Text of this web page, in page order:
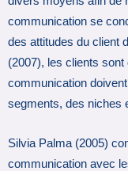
communication se
des attitudes du client
(2007), les clients
communication
segments, des niches
Silvia Palma (2005)
communication avec